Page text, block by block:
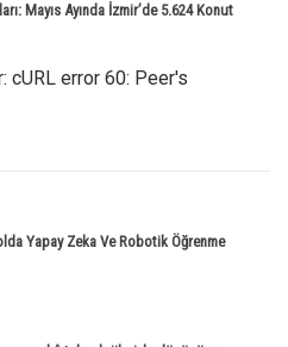
Mayıs Ayında İzmir’de 5.624 Konut
cURL error 60: Peer's
Yapay Zeka Ve Robotik Öğrenme